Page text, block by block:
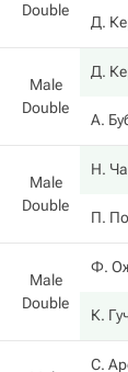
Double
Д.
Male
Double
Д.
А.
Male
Double
Н.
П.
Male
Double
Ф.
К.
С.